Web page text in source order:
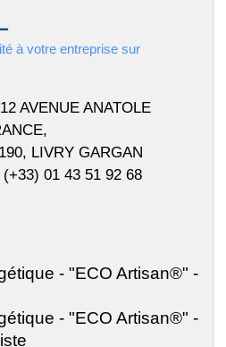
à votre entreprise sur
12 AVENUE ANATOLE
LIVRY GARGAN
(+33) 01 43 51 92 68
- "ECO Artisan®" -
- "ECO Artisan®" -